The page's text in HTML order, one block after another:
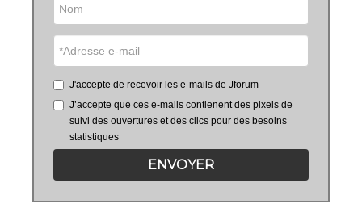
J'accepte de recevoir les e-mails de Jforum
J’accepte que ces e-mails contienent des pixels de
suivi des ouvertures et des clics pour des besoins
statistiques
ENVOYER